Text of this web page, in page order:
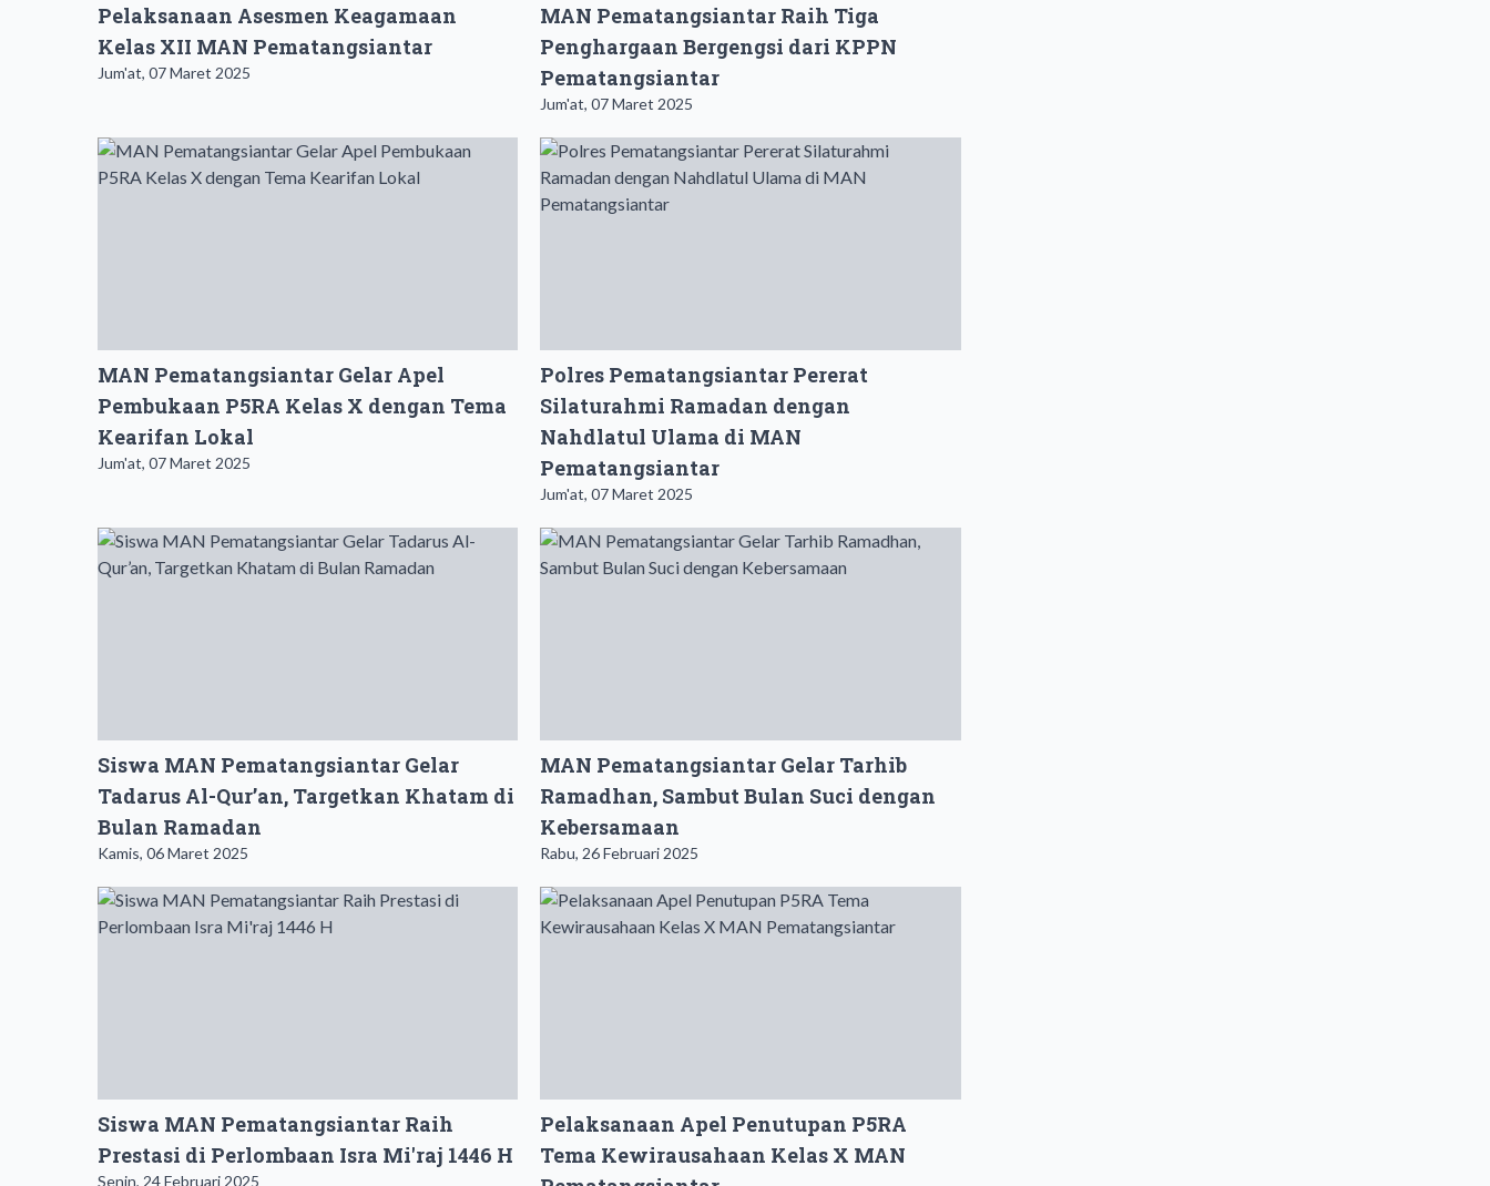
Pelaksanaan Asesmen Keagamaan
Kelas XII MAN Pematangsiantar
Jum'at, 07 Maret 2025
MAN Pematangsiantar Raih Tiga
Penghargaan Bergengsi dari KPPN
Pematangsiantar
Jum'at, 07 Maret 2025
MAN Pematangsiantar Gelar Apel
Pembukaan P5RA Kelas X dengan Tema
Kearifan Lokal
Jum'at, 07 Maret 2025
Polres Pematangsiantar Pererat
Silaturahmi Ramadan dengan
Nahdlatul Ulama di MAN
Pematangsiantar
Jum'at, 07 Maret 2025
Siswa MAN Pematangsiantar Gelar
Tadarus Al-Qur’an, Targetkan Khatam di
Bulan Ramadan
Kamis, 06 Maret 2025
MAN Pematangsiantar Gelar Tarhib
Ramadhan, Sambut Bulan Suci dengan
Kebersamaan
Rabu, 26 Februari 2025
Siswa MAN Pematangsiantar Raih
Prestasi di Perlombaan Isra Mi'raj 1446 H
Senin, 24 Februari 2025
Pelaksanaan Apel Penutupan P5RA
Tema Kewirausahaan Kelas X MAN